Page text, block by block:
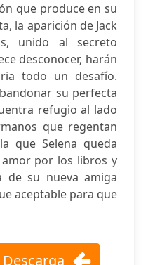
que produce en su
la aparición de Jack
unido al secreto
desconocer, harán
todo un desafío.
su perfecta
refugio al lado
que regentan
que Selena queda
por los libros y
de su nueva amiga
aceptable para que